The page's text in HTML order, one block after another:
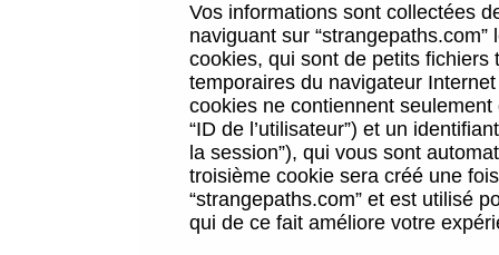
Vos informations sont collectées
naviguant sur
cookies, qui sont de petits
temporaires du navigateur
cookies ne contiennent
“ID de l’utilisateur”) et un
la session”), qui vous sont
troisième cookie sera créé une
“strangepaths.com” et est utilisé
qui de ce fait améliore votre